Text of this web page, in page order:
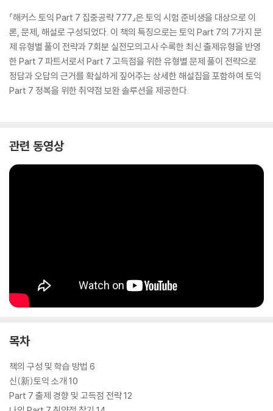
『해커스 토익 Part 7 집중공략 777』은 토익 시험 준비생을 대상으로 이
론, 문제, 해설로 구성되었다. 이 책의 특징으로는 토익 Part 7의 7가지 문
제 유형별 풀이 전략과 7회분 실전모의고사 수록한 최신 출제유형을 반영
한 Part 7 파트서로서 Part 7 고득점을 위한 유형별 문제 풀이 전략으로
정답과 오답의 근거를 확실하게 짚어주는 상세한 해설집을 포함하여 토익
Part 7 정복을 위한 취약점 보완 솔루션을 제공한다.
관련 동영상
목차
책의 구성 및 학습 방법 6
신(新)토익 소개 10
Part 7 출제 경향 및 고득점 전략 12